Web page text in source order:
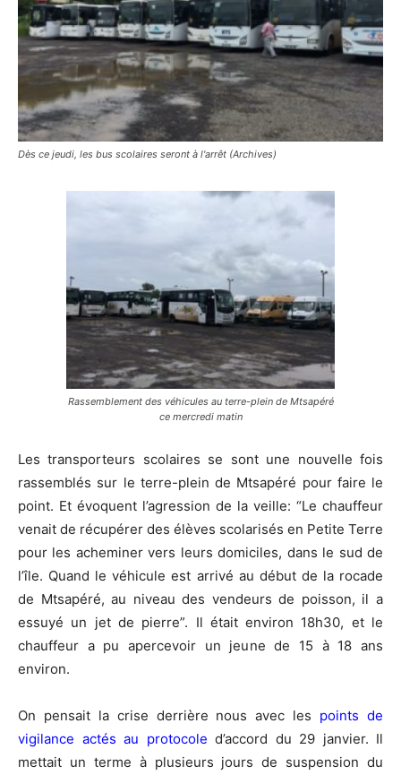
Dès ce jeudi, les bus scolaires seront à l'arrêt (Archives)
Rassemblement des véhicules au terre-plein de Mtsapéré
ce mercredi matin
Les transporteurs scolaires se sont une nouvelle fois
rassemblés sur le terre-plein de Mtsapéré pour faire le
point. Et évoquent l’agression de la veille: “Le chauffeur
venait de récupérer des élèves scolarisés en Petite Terre
pour les acheminer vers leurs domiciles, dans le sud de
l’île. Quand le véhicule est arrivé au début de la rocade
de Mtsapéré, au niveau des vendeurs de poisson, il a
essuyé un jet de pierre”. Il était environ 18h30, et le
chauffeur a pu apercevoir un jeune de 15 à 18 ans
environ.
On pensait la crise derrière nous avec les points de
vigilance actés au protocole d’accord du 29 janvier. Il
mettait un terme à plusieurs jours de suspension du